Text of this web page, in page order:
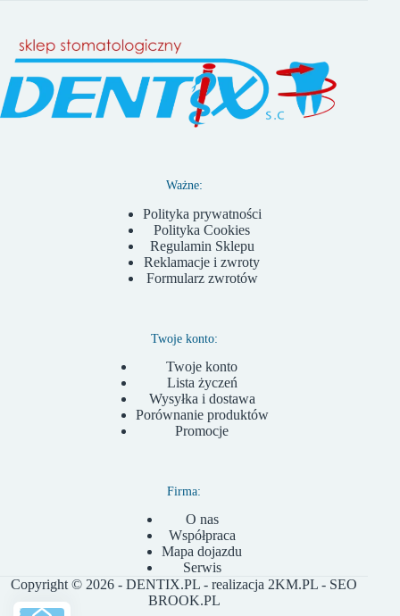
Ważne:
Polityka prywatności
Polityka Cookies
Regulamin Sklepu
Reklamacje i zwroty
Formularz zwrotów
Twoje konto:
Twoje konto
Lista życzeń
Wysyłka i dostawa
Porównanie produktów
Promocje
Firma:
O nas
Współpraca
Mapa dojazdu
Serwis
Copyright © 2026 - DENTIX.PL - realizacja 2KM.PL - SEO
BROOK.PL